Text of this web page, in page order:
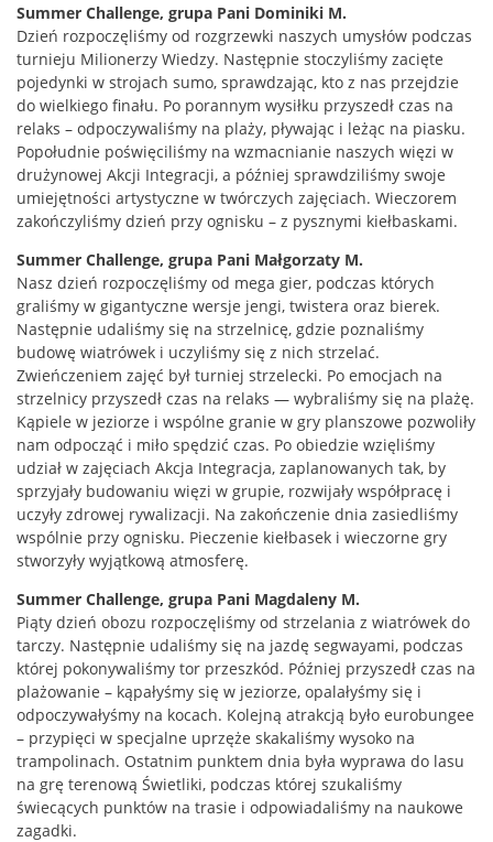
Summer Challenge, grupa Pani Dominiki M.
Dzień rozpoczęliśmy od rozgrzewki naszych umysłów podczas
turnieju Milionerzy Wiedzy. Następnie stoczyliśmy zacięte
pojedynki w strojach sumo, sprawdzając, kto z nas przejdzie
do wielkiego finału. Po porannym wysiłku przyszedł czas na
relaks – odpoczywaliśmy na plaży, pływając i leżąc na piasku.
Popołudnie poświęciliśmy na wzmacnianie naszych więzi w
drużynowej Akcji Integracji, a później sprawdziliśmy swoje
umiejętności artystyczne w twórczych zajęciach. Wieczorem
zakończyliśmy dzień przy ognisku – z pysznymi kiełbaskami.
Summer Challenge, grupa Pani Małgorzaty M.
Nasz dzień rozpoczęliśmy od mega gier, podczas których
graliśmy w gigantyczne wersje jengi, twistera oraz bierek.
Następnie udaliśmy się na strzelnicę, gdzie poznaliśmy
budowę wiatrówek i uczyliśmy się z nich strzelać.
Zwieńczeniem zajęć był turniej strzelecki. Po emocjach na
strzelnicy przyszedł czas na relaks — wybraliśmy się na plażę.
Kąpiele w jeziorze i wspólne granie w gry planszowe pozwoliły
nam odpocząć i miło spędzić czas. Po obiedzie wzięliśmy
udział w zajęciach Akcja Integracja, zaplanowanych tak, by
sprzyjały budowaniu więzi w grupie, rozwijały współpracę i
uczyły zdrowej rywalizacji. Na zakończenie dnia zasiedliśmy
wspólnie przy ognisku. Pieczenie kiełbasek i wieczorne gry
stworzyły wyjątkową atmosferę.
Summer Challenge, grupa Pani Magdaleny M.
Piąty dzień obozu rozpoczęliśmy od strzelania z wiatrówek do
tarczy. Następnie udaliśmy się na jazdę segwayami, podczas
której pokonywaliśmy tor przeszkód. Później przyszedł czas na
plażowanie – kąpałyśmy się w jeziorze, opalałyśmy się i
odpoczywałyśmy na kocach. Kolejną atrakcją było eurobungee
– przypięci w specjalne uprzęże skakaliśmy wysoko na
trampolinach. Ostatnim punktem dnia była wyprawa do lasu
na grę terenową Świetliki, podczas której szukaliśmy
świecących punktów na trasie i odpowiadaliśmy na naukowe
zagadki.